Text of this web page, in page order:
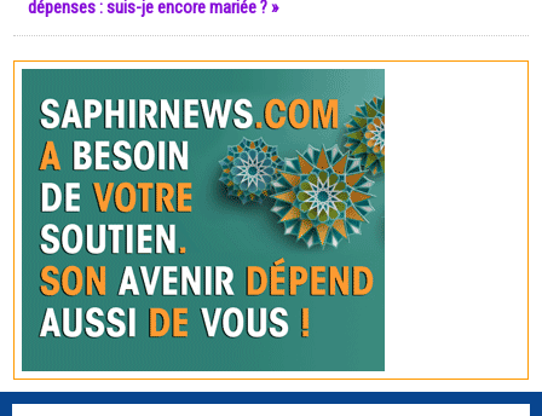
dépenses : suis-je encore mariée ? »